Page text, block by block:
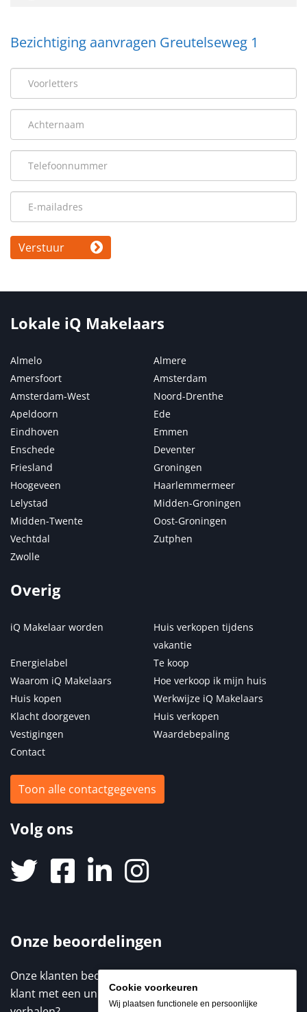
Cookie voorkeuren
Wij plaatsen functionele en persoonlijke
Bezichtiging aanvragen Greutelseweg 1
Verstuur
Lokale iQ Makelaars
Almelo
Almere
Amersfoort
Amsterdam
Amsterdam-West
Noord-Drenthe
Apeldoorn
Ede
Eindhoven
Emmen
Enschede
Deventer
Friesland
Groningen
Hoogeveen
Haarlemmermeer
Lelystad
Midden-Groningen
Midden-Twente
Oost-Groningen
Vechtdal
Zutphen
Zwolle
Overig
iQ Makelaar worden
Huis verkopen tijdens
vakantie
Energielabel
Te koop
Waarom iQ Makelaars
Hoe verkoop ik mijn huis
Huis kopen
Werkwijze iQ Makelaars
Klacht doorgeven
Huis verkopen
Vestigingen
Waardebepaling
Contact
Toon alle contactgegevens
Volg ons
Onze beoordelingen
Onze klanten beoordelen ons met een 9,3 / 10. Elke
klant met een unieke ervaring. Benieuwd naar de